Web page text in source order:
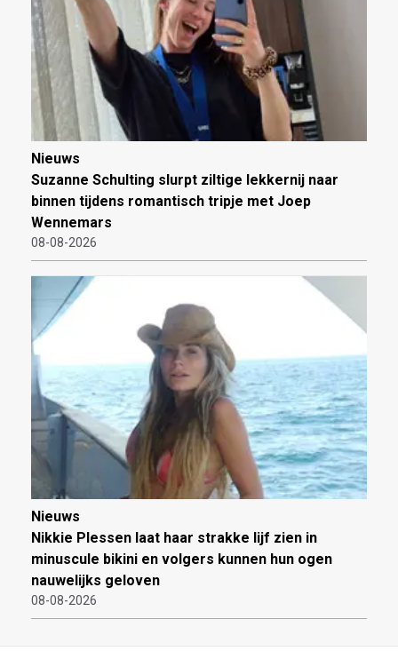
Nieuws
Suzanne Schulting slurpt ziltige lekkernij naar
binnen tijdens romantisch tripje met Joep
Wennemars
08-08-2026
Nieuws
Nikkie Plessen laat haar strakke lijf zien in
minuscule bikini en volgers kunnen hun ogen
nauwelijks geloven
08-08-2026